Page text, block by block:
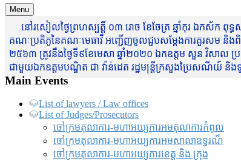
Menu
នៅរសៀលថ្ងៃព្រហស្បត្តិ៍ ០៣ រោច ខែចែត្រ ឆ្នាំកុរ ឯកស័ក ពុទ្ធ
គណៈប្រតិភូនៃគណៈមេធាវី អញ្ជើញចូលជួបសម្តែងការគួរសម និងពិភ
២៥៦៣ ត្រូវនឹងថ្ងៃទី៩ខែមេសា ឆ្នាំ២០២០ ឯកឧត្តម សួន វិសាល ប្
ជាមួយឯកឧត្តមបណ្ឌិត ជា វ៉ាន់ដេត រដ្ឋមន្រ្តីក្រសួងប្រៃសណីយ៍
Main Events
List of lawyers / Law offices
List of Judges/Prosecutors
ចៅក្រមតុលាការ-មហាអយ្យការអមតុលាការកំពូល
ចៅក្រមតុលាការ-មហាអយ្យការអមសាលាឧទ្ធរណ៏
ចៅក្រមតុលាការ-មហាអយ្យការខេត្ត និង ក្រុង